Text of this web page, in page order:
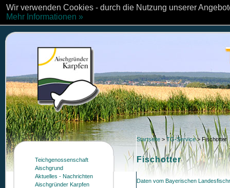
Startseite > TG-Service> Fischotter
Teichgenossenschaft
Aischgrund
Aktuelles - Nachrichten
Aischgründer Karpfen
Fischotter
Daten vom Bayerischen
Wir verwenden Cookies - durch die Nutzung unserer
Mehr Informationen »